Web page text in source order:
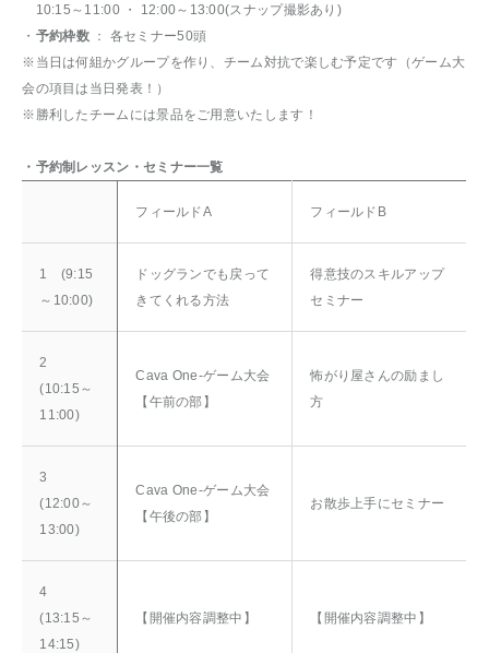
10:15～11:00 ・ 12:00～13:00(スナップ撮影あり)
・ 予約枠数： 各セミナー50頭
※当日は何組かグループを作り、チーム対抗で楽しむ予定です（ゲーム大
会の項目は当日発表！）
※勝利したチームには景品をご用意いたします！
・予約制レッスン・セミナー一覧
フィールドA フィールドB
1 (9:15
～10:00)
ドッグランでも戻って
きてくれる方法
得意技のスキルアップ
セミナー
2
(10:15～
11:00)
Cava One-ゲーム大会
【午前の部】
怖がり屋さんの励まし
方
3
(12:00～
13:00)
Cava One-ゲーム大会
【午後の部】
お散歩上手にセミナー
4
(13:15～
14:15)
【開催内容調整中】 【開催内容調整中】